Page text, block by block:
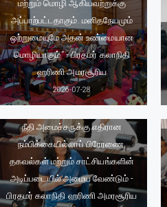
மற்றும் மொழி ஆகியவற்றுக்கு
அப்பாற்பட்டதாகும். மனிதநேயமும்
ஒற்றுமையுமே அதன் உண்மையான
மொழியாகும்” - பிரதமர் கலாநிதி
ஹரிணி அமரசூரிய
2026-07-28
நீதி அமைச்சருக்கு எதிரான
நம்பிக்கையில்லாப் பிரேரணை,
தகவல்கள் மற்றும் சாட்சியங்களின்
அடிப்படையில் அமைய வேண்டும் -
பிரதமர் கலாநிதி ஹரிணி அமரசூரிய